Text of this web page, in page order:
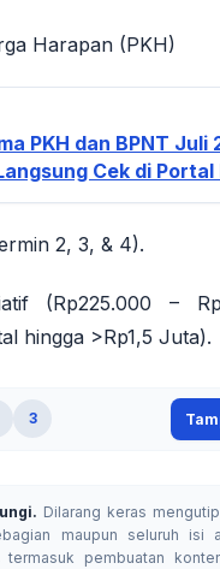
Harapan (PKH)
PKH dan BPNT Juli
Cek di
2, 3, & 4).
(Rp225.000 –
hingga >Rp1,5 Juta).
3
Dilarang keras
maupun seluruh isi
termasuk pembuatan